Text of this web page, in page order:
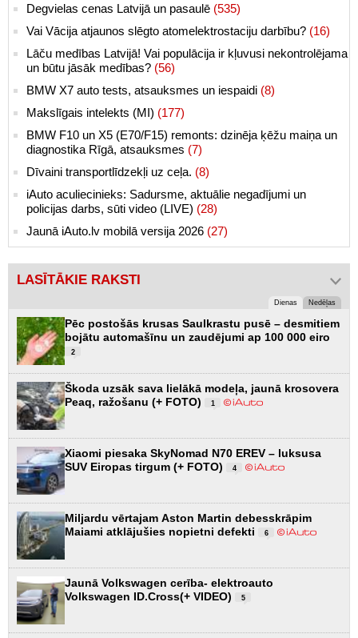
Degvielas cenas Latvijā un pasaulē (535)
Vai Vācija atjaunos slēgto atomelektrostaciju darbību? (16)
Lāču medības Latvijā! Vai populācija ir kļuvusi nekontrolējama
un būtu jāsāk medības? (56)
BMW X7 auto tests, atsauksmes un iespaidi (8)
Makslīgais intelekts (MI) (177)
BMW F10 un X5 (E70/F15) remonts: dzinēja ķēžu maiņa un
diagnostika Rīgā, atsauksmes (7)
Dīvaini transportlīdzekļi uz ceļa. (8)
iAuto aculiecinieks: Sadursme, aktuālie negadījumi un
policijas darbs, sūti video (LIVE) (28)
Jaunā iAuto.lv mobilā versija 2026 (27)
LASĪTĀKIE RAKSTI
Dienas Nedēļas
Pēc postošās krusas Saulkrastu pusē – desmitiem
bojātu automašīnu un zaudējumi ap 100 000 eiro
2
Škoda uzsāk sava lielākā modeļa, jaunā krosovera
Peaq, ražošanu (+ FOTO)
1
Xiaomi piesaka SkyNomad N70 EREV – luksusa
SUV Eiropas tirgum (+ FOTO)
4
Miljardu vērtajam Aston Martin debesskrāpim
Maiami atklājušies nopietni defekti
6
Jaunā Volkswagen cerība- elektroauto
Volkswagen ID.Cross(+ VIDEO)
5